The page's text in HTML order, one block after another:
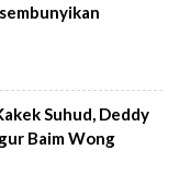
Suhud, Deddy
Baim Wong